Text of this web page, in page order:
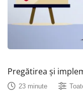
Pregătirea și
23 minute